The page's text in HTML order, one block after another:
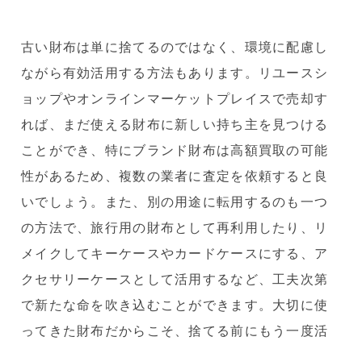
古い財布は単に捨てるのではなく、環境に配慮し
ながら有効活用する方法もあります。リユースシ
ョップやオンラインマーケットプレイスで売却す
れば、まだ使える財布に新しい持ち主を見つける
ことができ、特にブランド財布は高額買取の可能
性があるため、複数の業者に査定を依頼すると良
いでしょう。また、別の用途に転用するのも一つ
の方法で、旅行用の財布として再利用したり、リ
メイクしてキーケースやカードケースにする、ア
クセサリーケースとして活用するなど、工夫次第
で新たな命を吹き込むことができます。大切に使
ってきた財布だからこそ、捨てる前にもう一度活